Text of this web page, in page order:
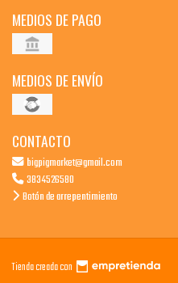
MEDIOS DE PAGO
MEDIOS DE ENVÍO
CONTACTO
bigpigmarket@gmail.com
3834526580
Botón de arrepentimiento
Tienda creada con